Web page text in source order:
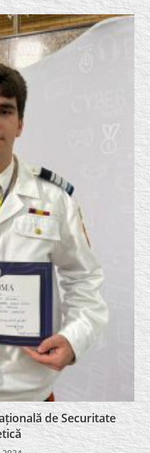
de Securitate